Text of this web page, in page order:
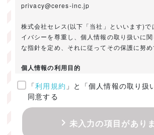
privacy@ceres-inc.jp
株式会社セレス(以下「当社」といいます)で
イバシーを尊重し、個人情報の取り扱いに
な指針を定め、それに従ってその保護に努め
個人情報の利用目的
ご提供いただきました個人情報は、以下の
たします。
・お問い合わせに対する回答及び資料送付の
・当社のお客様向けサービスの提供
「利用規約 」と「個人情報の取り扱
同意する
未入力の項目があり